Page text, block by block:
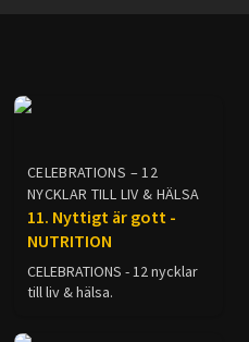
CELEBRATIONS – 12
NYCKLAR TILL LIV & HÄLSA
11. Nyttigt är gott -
NUTRITION
CELEBRATIONS - 12 nycklar
till liv & hälsa.